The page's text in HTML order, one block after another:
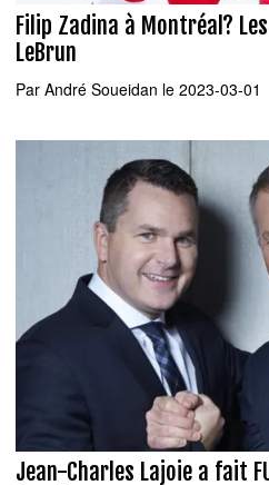
Filip Zadina à Montréal?
LeBrun
Par André Soueidan le 2023-03-01
Jean-Charles Lajoie a fait